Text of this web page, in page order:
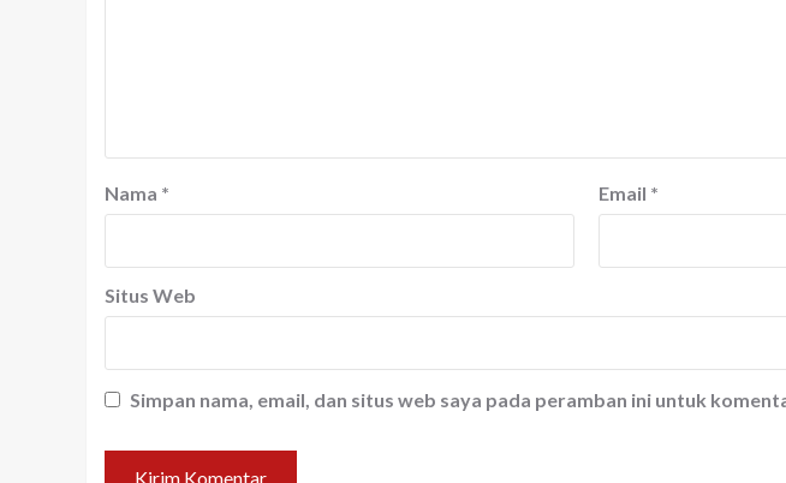
Nama * Email *
Situs Web
Simpan nama, email, dan situs web saya pada peramban ini untuk